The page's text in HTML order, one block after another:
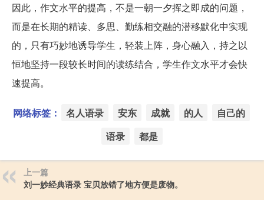
因此，作文水平的提高，不是一朝一夕挥之即成的问题，
而是在长期的精读、多思、勤练相交融的潜移默化中实现
的，只有巧妙地诱导学生，轻装上阵，身心融入，持之以
恒地坚持一段较长时间的读练结合，学生作文水平才会快
速提高。
网络标签： 名人语录 安东 成就 的人
自己的
语录
都是
上一篇
刘一妙经典语录 宝贝放错了地方便是废物。